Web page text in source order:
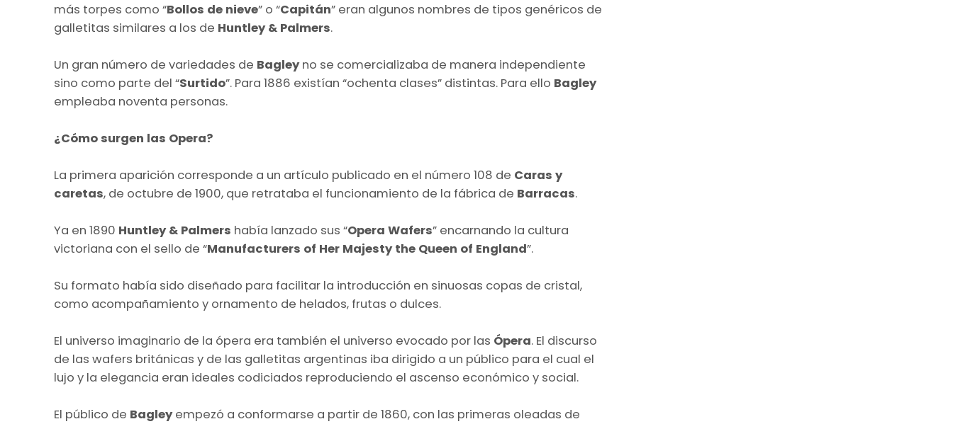
más torpes como “Bollos de nieve” o “Capitán” eran algunos nombres de tipos genéricos de
galletitas similares a los de Huntley & Palmers.
Un gran número de variedades de Bagleyno se comercializaba de manera independiente
sino como parte del “Surtido”. Para 1886 existían “ochenta clases” distintas. Para ello Bagley
empleaba noventa personas.
¿Cómo surgen las Opera?
La primera aparición corresponde a un artículo publicado en el número 108 de Caras y
caretas, de octubre de 1900, que retrataba el funcionamiento de la fábrica de Barracas.
Ya en 1890 Huntley & Palmers había lanzado sus “Opera Wafers” encarnando la cultura
victoriana con el sello de “Manufacturers of Her Majesty the Queen of England”.
Su formato había sido diseñado para facilitar la introducción en sinuosas copas de cristal,
como acompañamiento y ornamento de helados, frutas o dulces.
El universo imaginario de la ópera era también el universo evocado por las Ópera. El discurso
de las wafers británicas y de las galletitas argentinas iba dirigido a un público para el cual el
lujo y la elegancia eran ideales codiciados reproduciendo el ascenso económico y social.
El público de Bagleyempezó a conformarse a partir de 1860, con las primeras oleadas de